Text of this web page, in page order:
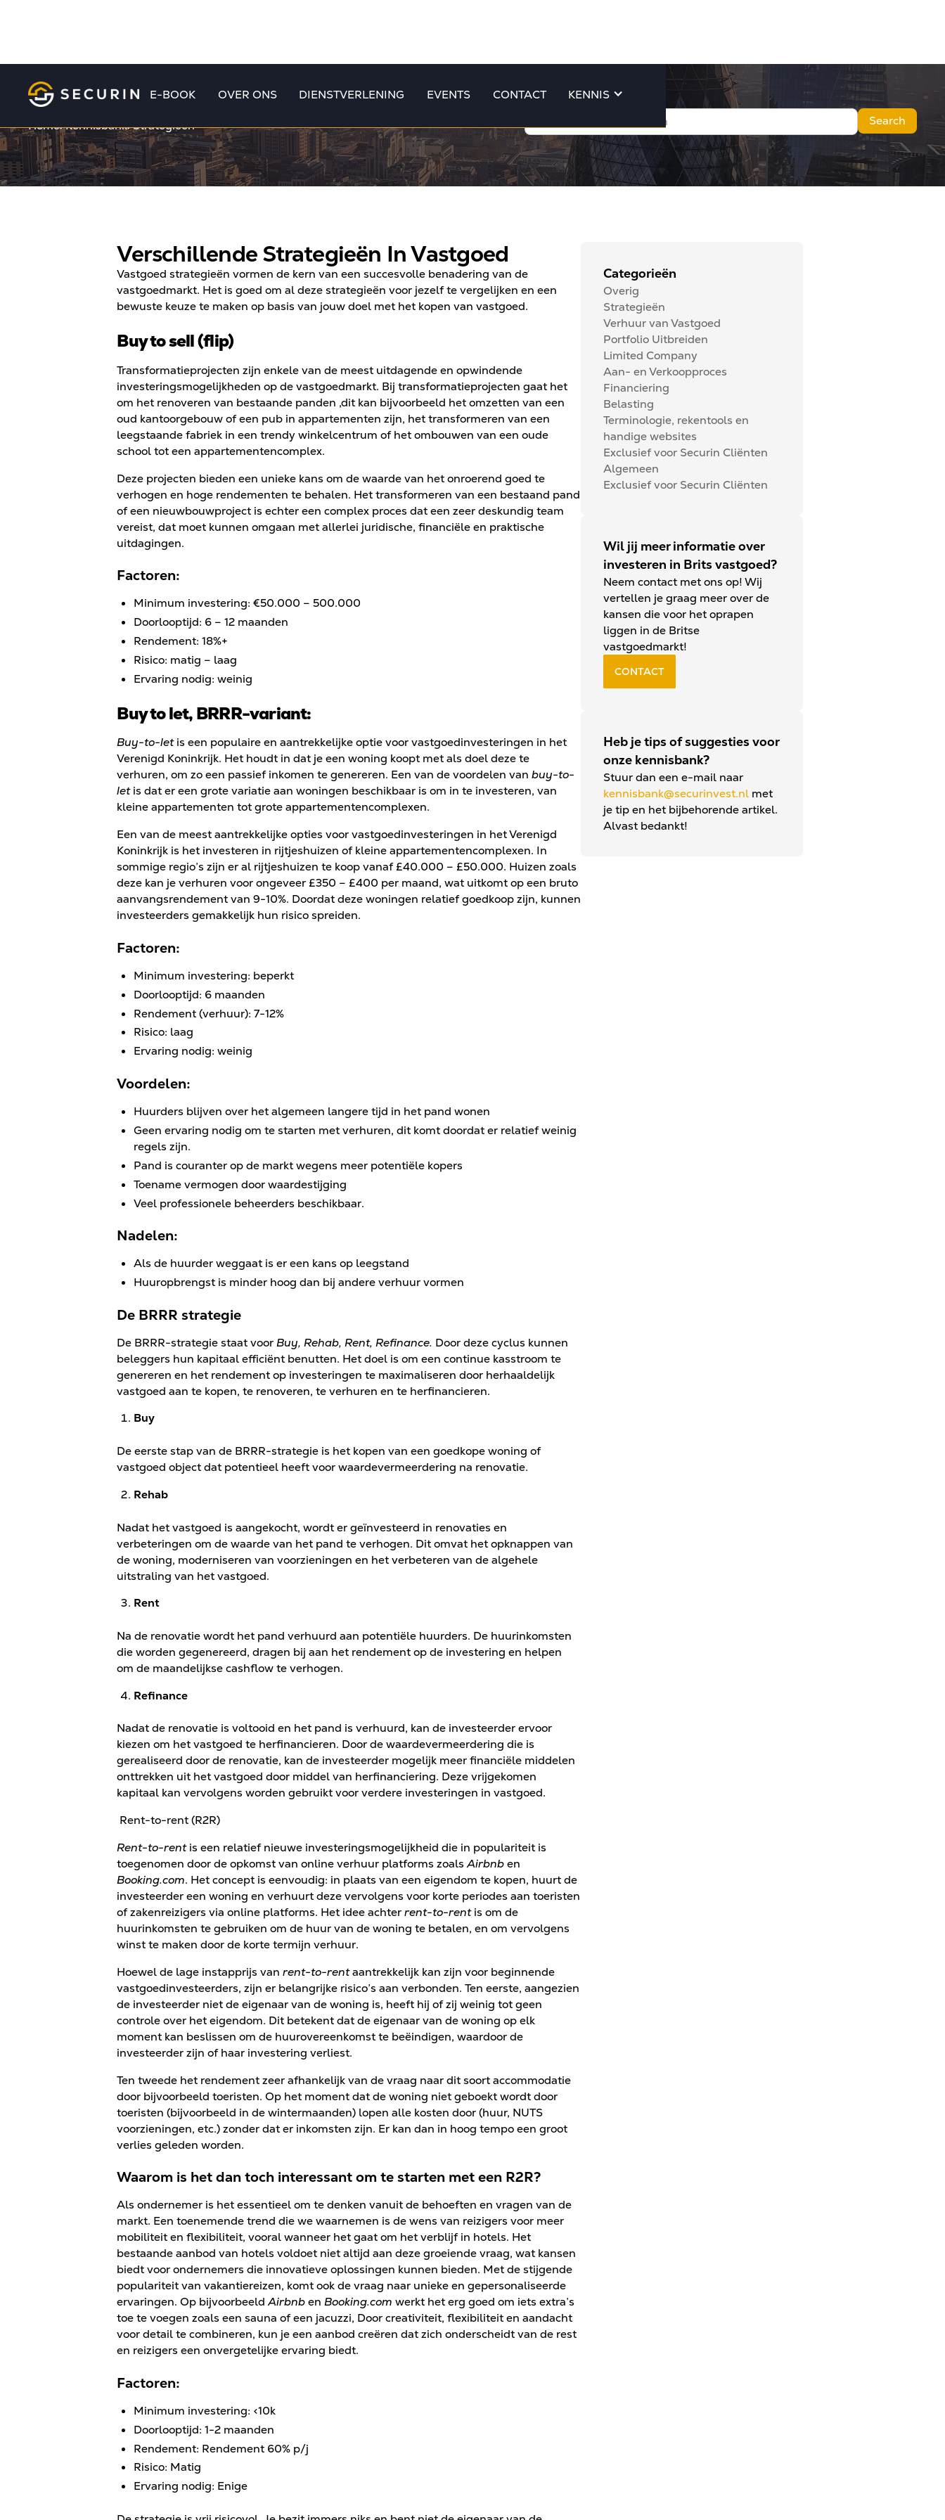
E-BOOK OVER ONS DIENSTVERLENING EVENTS CONTACT KENNIS
Home Kennisbank Strategieën
Verschillende Strategieën In Vastgoed
Vastgoed strategieën vormen de kern van een succesvolle benadering van de
vastgoedmarkt. Het is goed om al deze strategieën voor jezelf te vergelijken en een
bewuste keuze te maken op basis van jouw doel met het kopen van vastgoed.
Buy to sell (flip)
Transformatieprojecten zijn enkele van de meest uitdagende en opwindende
investeringsmogelijkheden op de vastgoedmarkt. Bij transformatieprojecten gaat het
om het renoveren van bestaande panden ,dit kan bijvoorbeeld het omzetten van een
oud kantoorgebouw of een pub in appartementen zijn, het transformeren van een
leegstaande fabriek in een trendy winkelcentrum of het ombouwen van een oude
school tot een appartementencomplex.
Deze projecten bieden een unieke kans om de waarde van het onroerend goed te
verhogen en hoge rendementen te behalen. Het transformeren van een bestaand pand
of een nieuwbouwproject is echter een complex proces dat een zeer deskundig team
vereist, dat moet kunnen omgaan met allerlei juridische, financiële en praktische
uitdagingen.
Factoren:
Minimum investering: €50.000 – 500.000
Doorlooptijd: 6 – 12 maanden
Rendement: 18%+
Risico: matig – laag
Ervaring nodig: weinig
Buy to let, BRRR-variant:
Buy-to-letis een populaire en aantrekkelijke optie voor vastgoedinvesteringen in het
Verenigd Koninkrijk. Het houdt in dat je een woning koopt met als doel deze te
verhuren, om zo een passief inkomen te genereren. Een van de voordelen vanbuy-to-
letis dat er een grote variatie aan woningen beschikbaar is om in te investeren, van
kleine appartementen tot grote appartementencomplexen.
Een van de meest aantrekkelijke opties voor vastgoedinvesteringen in het Verenigd
Koninkrijk is het investeren in rijtjeshuizen of kleine appartementencomplexen. In
sommige regio’s zijn er al rijtjeshuizen te koop vanaf £40.000 – £50.000. Huizen zoals
deze kan je verhuren voor ongeveer £350 – £400 per maand, wat uitkomt op een bruto
aanvangsrendement van 9-10%. Doordat deze woningen relatief goedkoop zijn, kunnen
investeerders gemakkelijk hun risico spreiden.
Factoren:
Minimum investering: beperkt
Doorlooptijd: 6 maanden
Rendement (verhuur): 7-12%
Risico: laag
Ervaring nodig: weinig
Voordelen:
Huurders blijven over het algemeen langere tijd in het pand wonen
Geen ervaring nodig om te starten met verhuren, dit komt doordat er relatief weinig
regels zijn.
Pand is couranter op de markt wegens meer potentiële kopers
Toename vermogen door waardestijging
Veel professionele beheerders beschikbaar.
Nadelen:
Als de huurder weggaat is er een kans op leegstand
Huuropbrengst is minder hoog dan bij andere verhuur vormen
De BRRR strategie
De BRRR-strategie staat voorBuy, Rehab, Rent, Refinance. Door deze cyclus kunnen
beleggers hun kapitaal efficiënt benutten. Het doel is om een continue kasstroom te
genereren en het rendement op investeringen te maximaliseren door herhaaldelijk
vastgoed aan te kopen, te renoveren, te verhuren en te herfinancieren.
Buy
De eerste stap van de BRRR-strategie is het kopen van een goedkope woning of
vastgoed object dat potentieel heeft voor waardevermeerdering na renovatie.
Rehab
Nadat het vastgoed is aangekocht, wordt er geïnvesteerd in renovaties en
verbeteringen om de waarde van het pand te verhogen. Dit omvat het opknappen van
de woning, moderniseren van voorzieningen en het verbeteren van de algehele
uitstraling van het vastgoed.
Rent
Na de renovatie wordt het pand verhuurd aan potentiële huurders. De huurinkomsten
die worden gegenereerd, dragen bij aan het rendement op de investering en helpen
om de maandelijkse cashflow te verhogen.
Refinance
Nadat de renovatie is voltooid en het pand is verhuurd, kan de investeerder ervoor
kiezen om het vastgoed te herfinancieren. Door de waardevermeerdering die is
gerealiseerd door de renovatie, kan de investeerder mogelijk meer financiële middelen
onttrekken uit het vastgoed door middel van herfinanciering. Deze vrijgekomen
kapitaal kan vervolgens worden gebruikt voor verdere investeringen in vastgoed.
Rent-to-rent (R2R)
Rent-to-rentis een relatief nieuwe investeringsmogelijkheid die in populariteit is
toegenomen door de opkomst van online verhuur platforms zoalsAirbnben
Booking.com. Het concept is eenvoudig: in plaats van een eigendom te kopen, huurt de
investeerder een woning en verhuurt deze vervolgens voor korte periodes aan toeristen
of zakenreizigers via online platforms. Het idee achterrent-to-rentis om de
huurinkomsten te gebruiken om de huur van de woning te betalen, en om vervolgens
winst te maken door de korte termijn verhuur.
Hoewel de lage instapprijs vanrent-to-rentaantrekkelijk kan zijn voor beginnende
vastgoedinvesteerders, zijn er belangrijke risico’s aan verbonden. Ten eerste, aangezien
de investeerder niet de eigenaar van de woning is, heeft hij of zij weinig tot geen
controle over het eigendom. Dit betekent dat de eigenaar van de woning op elk
moment kan beslissen om de huurovereenkomst te beëindigen, waardoor de
investeerder zijn of haar investering verliest.
Ten tweede het rendement zeer afhankelijk van de vraag naar dit soort accommodatie
door bijvoorbeeld toeristen. Op het moment dat de woning niet geboekt wordt door
toeristen (bijvoorbeeld in de wintermaanden) lopen alle kosten door (huur, NUTS
voorzieningen, etc.) zonder dat er inkomsten zijn. Er kan dan in hoog tempo een groot
verlies geleden worden.
Waarom is het dan toch interessant om te starten met een R2R?
Als ondernemer is het essentieel om te denken vanuit de behoeften en vragen van de
markt. Een toenemende trend die we waarnemen is de wens van reizigers voor meer
mobiliteit en flexibiliteit, vooral wanneer het gaat om het verblijf in hotels. Het
bestaande aanbod van hotels voldoet niet altijd aan deze groeiende vraag, wat kansen
biedt voor ondernemers die innovatieve oplossingen kunnen bieden. Met de stijgende
populariteit van vakantiereizen, komt ook de vraag naar unieke en gepersonaliseerde
ervaringen. Op bijvoorbeeldAirbnbenBooking.com werkt het erg goed om iets extra’s
toe te voegen zoals een sauna of een jacuzzi, Door creativiteit, flexibiliteit en aandacht
voor detail te combineren, kun je een aanbod creëren dat zich onderscheidt van de rest
en reizigers een onvergetelijke ervaring biedt.
Factoren:
Minimum investering: <10k
Doorlooptijd: 1-2 maanden
Rendement: Rendement 60% p/j
Risico: Matig
Ervaring nodig: Enige
Categorieën
Overig
Strategieën
Verhuur van Vastgoed
Portfolio Uitbreiden
Limited Company
Aan- en Verkoopproces
Financiering
Belasting
Terminologie, rekentools en
handige websites
Exclusief voor Securin Cliënten
Algemeen
Exclusief voor Securin Cliënten
Wil jij meer informatie over
investeren in Brits vastgoed?
Neem contact met ons op! Wij
vertellen je graag meer over de
kansen die voor het oprapen
liggen in de Britse
vastgoedmarkt!
CONTACT
Heb je tips of suggesties voor
onze kennisbank?
Stuur dan een e-mail naar
kennisbank@securinvest.nlmet
je tip en het bijbehorende artikel.
Alvast bedankt!